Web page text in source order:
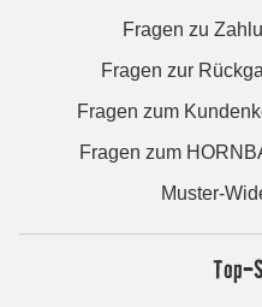
Fragen zu
Fragen zur
Fragen zum
Fragen zum
Muster-
Top-